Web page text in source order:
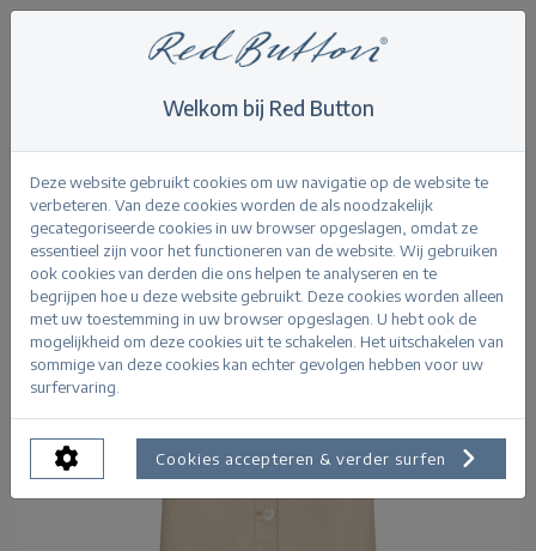
> Birdie Co/Linen
Terug
Welkom bij Red Button
Deze website gebruikt cookies om uw navigatie op de website te
verbeteren. Van deze cookies worden de als noodzakelijk
gecategoriseerde cookies in uw browser opgeslagen, omdat ze
essentieel zijn voor het functioneren van de website. Wij gebruiken
ook cookies van derden die ons helpen te analyseren en te
begrijpen hoe u deze website gebruikt. Deze cookies worden alleen
met uw toestemming in uw browser opgeslagen. U hebt ook de
mogelijkheid om deze cookies uit te schakelen. Het uitschakelen van
sommige van deze cookies kan echter gevolgen hebben voor uw
surfervaring.
Cookies accepteren & verder surfen